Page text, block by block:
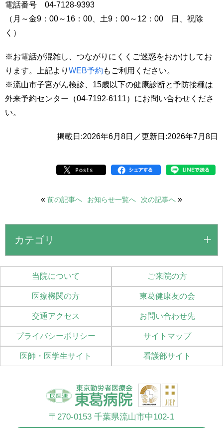
電話番号 04-7128-9393
（月～金9：00～16：00、土9：00～12：00 日、祝除
く）
※お電話が混雑し、つながりにくくご迷惑をおかけしてお
ります。上記より WEB予約 もご利用ください。
※流山市子宮がん検診、15歳以下の健康診断と予防接種は
外来予約センター（04-7192-6111）にお問い合わせくださ
い。
掲載日:2026年6月8日／更新日:2026年7月8日
« 前の記事へ お知らせ一覧へ 次の記事へ »
カテゴリ
当院について ご来院の方
医療機関の方 東葛健康友の会
交通アクセス お問い合わせ先
プライバシーポリシー サイトマップ
医師・医学生サイト 看護部サイト
〒270-0153 千葉県流山市中102-1